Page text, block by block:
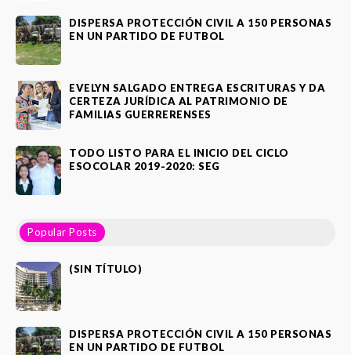
DISPERSA PROTECCIÓN CIVIL A 150 PERSONAS
EN UN PARTIDO DE FUTBOL
EVELYN SALGADO ENTREGA ESCRITURAS Y DA
CERTEZA JURÍDICA AL PATRIMONIO DE
FAMILIAS GUERRERENSES
TODO LISTO PARA EL INICIO DEL CICLO
ESOCOLAR 2019-2020: SEG
Popular Posts
(SIN TÍTULO)
DISPERSA PROTECCIÓN CIVIL A 150 PERSONAS
EN UN PARTIDO DE FUTBOL